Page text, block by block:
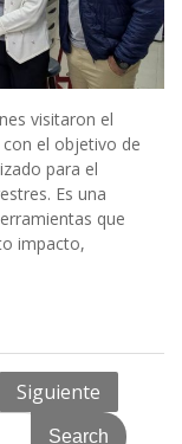
visitaron el
el objetivo de
para el
Es una
que
impacto,
Siguiente